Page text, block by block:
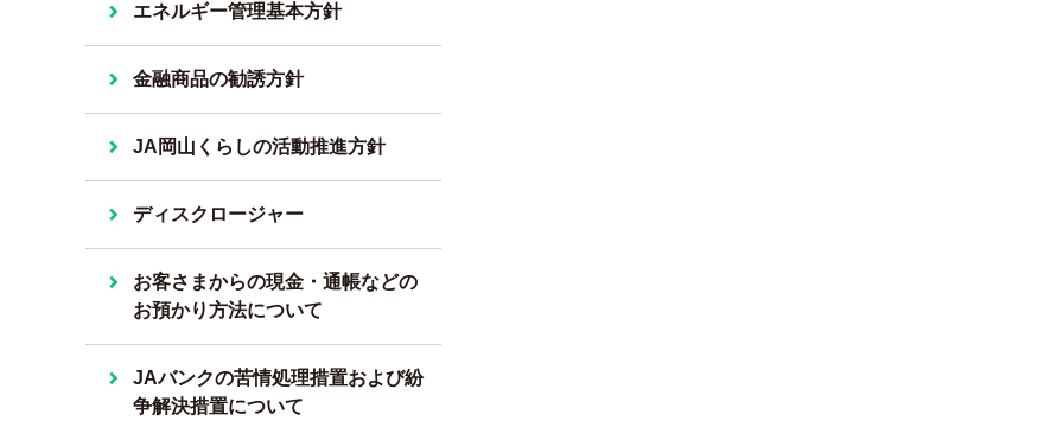
エネルギー管理基本方針
金融商品の勧誘方針
JA岡山くらしの活動推進方針
ディスクロージャー
お客さまからの現金・通帳などの
お預かり方法について
JAバンクの苦情処理措置および紛
争解決措置について